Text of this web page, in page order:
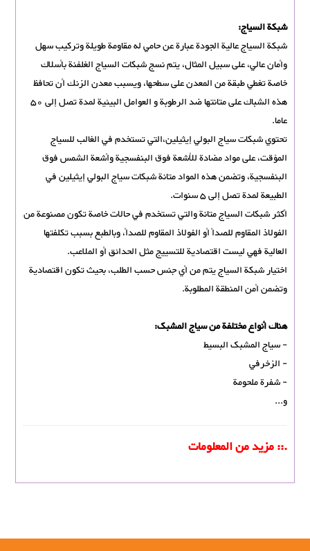
شبكة السياج:
شبكة السياج عالية الجودة عبارة عن حامي له مقاومة طويلة وتركيب سهل
وأمان عالي، على سبيل المثال، يتم نسج شبكات السياج الغلفنة بأسلاك
خاصة تغطي طبقة من المعدن على سطحها، ويسبب معدن الزنك أن تحافظ
هذه الشباك على متانتها ضد الرطوبة و العوامل البيئية لمدة تصل إلى 50
عاما.
تحتوي شبكات سياج البولي إيثيلين،التي تستخدم في الغالب للسیاج
المؤقت، على مواد مضادة للأشعة فوق البنفسجية وأشعة الشمس فوق
البنفسجية، وتضمن هذه المواد متانة شبكات سياج البولي إيثيلين في
الطبيعة لمدة تصل إلى 5 سنوات.
أكثر شبكات السياج متانة والتي تستخدم في حالات خاصة تكون مصنوعة من
الفولاذ المقاوم للصدأ أو الفولاذ المقاوم للصدأ، وبالطبع بسبب تكلفتها
العالية فهي ليست اقتصادية للتسييج مثل الحدائق أو الملاعب.
اختيار شبكة السياج یتم من أي جنس حسب الطلب، بحيث تكون اقتصادية
وتضمن أمن المنطقة المطلوبة.
هناك أنواع مختلفة من سیاج المشبک:
- سیاج المشبک البسيط
- الزخرفي
- شفرة ملحومة
و...
.:: مزيد من المعلومات